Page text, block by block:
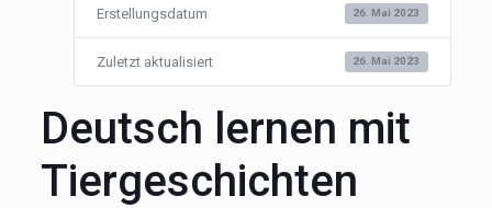
Erstellungsdatum 26. Mai 2023
Zuletzt aktualisiert 26. Mai 2023
Deutsch lernen mit
Tiergeschichten